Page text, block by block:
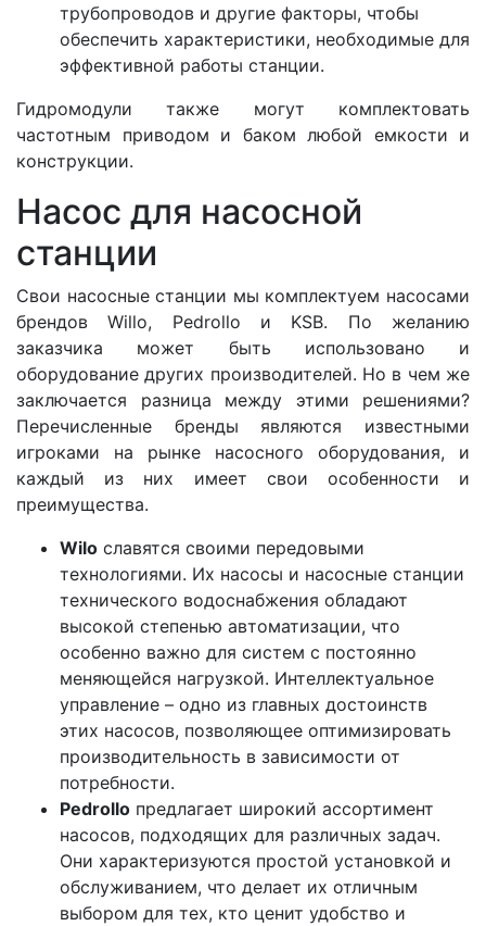
трубопроводов и другие факторы, чтобы
обеспечить характеристики, необходимые для
эффективной работы станции.
Гидромодули также могут комплектовать
частотным приводом и баком любой емкости и
конструкции.
Насос для насосной
станции
Свои насосные станции мы комплектуем насосами
брендов Willo, Pedrollo и KSB. По желанию
заказчика может быть использовано и
оборудование других производителей. Но в чем же
заключается разница между этими решениями?
Перечисленные бренды являются известными
игроками на рынке насосного оборудования, и
каждый из них имеет свои особенности и
преимущества.
Wilo славятся своими передовыми
технологиями. Их насосы и насосные станции
технического водоснабжения обладают
высокой степенью автоматизации, что
особенно важно для систем с постоянно
меняющейся нагрузкой. Интеллектуальное
управление – одно из главных достоинств
этих насосов, позволяющее оптимизировать
производительность в зависимости от
потребности.
Pedrollo предлагает широкий ассортимент
насосов, подходящих для различных задач.
Они характеризуются простой установкой и
обслуживанием, что делает их отличным
выбором для тех, кто ценит удобство и